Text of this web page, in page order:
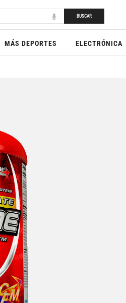
BUSCAR
MÁS DEPORTES ELECTRÓNICA